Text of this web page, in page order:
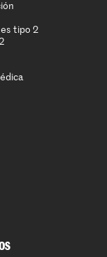
tipo 2